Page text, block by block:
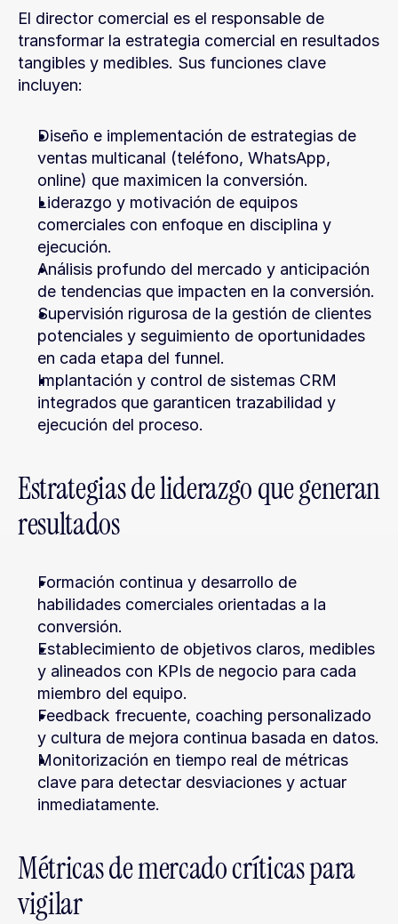
El director comercial es el responsable de
transformar la estrategia comercial en resultados
tangibles y medibles. Sus funciones clave
incluyen:
Diseño e implementación de estrategias de
ventas multicanal (teléfono, WhatsApp,
online) que maximicen la conversión.
Liderazgo y motivación de equipos
comerciales con enfoque en disciplina y
ejecución.
Análisis profundo del mercado y anticipación
de tendencias que impacten en la conversión.
Supervisión rigurosa de la gestión de clientes
potenciales y seguimiento de oportunidades
en cada etapa del funnel.
Implantación y control de sistemas CRM
integrados que garanticen trazabilidad y
ejecución del proceso.
Estrategias de liderazgo que generan
resultados
Formación continua y desarrollo de
habilidades comerciales orientadas a la
conversión.
Establecimiento de objetivos claros, medibles
y alineados con KPIs de negocio para cada
miembro del equipo.
Feedback frecuente, coaching personalizado
y cultura de mejora continua basada en datos.
Monitorización en tiempo real de métricas
clave para detectar desviaciones y actuar
inmediatamente.
Métricas de mercado críticas para
vigilar